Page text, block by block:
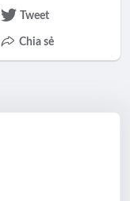
Tweet
Chia sẻ